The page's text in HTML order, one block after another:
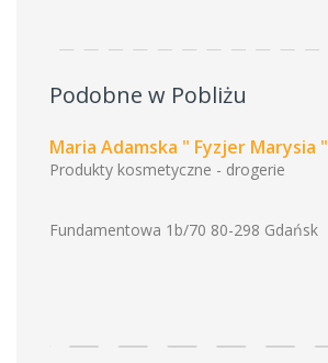
Podobne w Pobliżu
Maria Adamska " Fyzjer Marysia "
Produkty kosmetyczne - drogerie
Fundamentowa 1b/70 80-298 Gdańsk